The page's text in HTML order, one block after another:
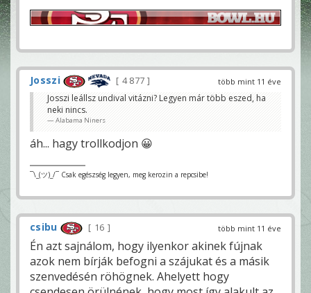
több mint 11 éve
Josszi
4 877
Josszi leállsz undival vitázni? Legyen már több eszed, ha
neki nincs.
Alabama Niners
áh... hagy trollkodjon 😀
¯\_(ツ)_/¯ Csak egészség legyen, meg kerozin a repcsibe!
több mint 11 éve
csibu 16
Én azt sajnálom, hogy ilyenkor akinek fújnak
azok nem bírják befogni a szájukat és a másik
szenvedésén röhögnek. Ahelyett hogy